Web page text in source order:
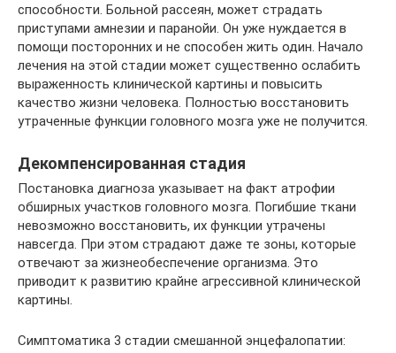
способности. Больной рассеян, может страдать
приступами амнезии и паранойи. Он уже нуждается в
помощи посторонних и не способен жить один. Начало
лечения на этой стадии может существенно ослабить
выраженность клинической картины и повысить
качество жизни человека. Полностью восстановить
утраченные функции головного мозга уже не получится.
Декомпенсированная стадия
Постановка диагноза указывает на факт атрофии
обширных участков головного мозга. Погибшие ткани
невозможно восстановить, их функции утрачены
навсегда. При этом страдают даже те зоны, которые
отвечают за жизнеобеспечение организма. Это
приводит к развитию крайне агрессивной клинической
картины.
Симптоматика 3 стадии смешанной энцефалопатии: